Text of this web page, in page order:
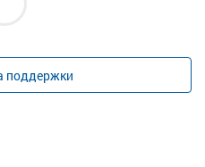
поддержки